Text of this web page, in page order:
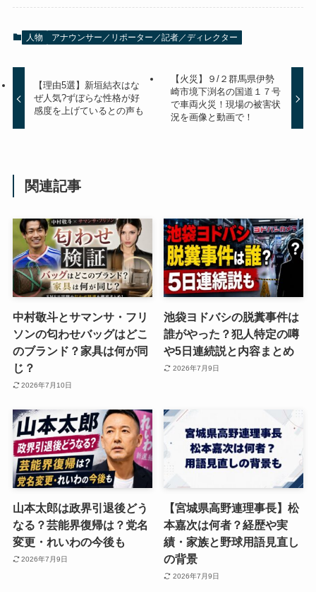
人物 アナウンサー／リポーター／記者／ディレクター
【理由5選】新垣結衣はな
ぜ人気?ずぼらな性格が好
感度を上げているとの声も
【火災】９/２群馬県伊勢
崎市境下渕名の国道１７号
で車両火災！現場の被害状
況を画像と動画で！
関連記事
中村敬斗とサマンサ・フリ
ソンの匂わせバッグはどこ
のブランド？家具は何が同
じ？
2026年7月10日
池袋ヨドバシの脱糞事件は
誰がやった？犯人特定の噂
や5日連続説と内容まとめ
2026年7月9日
山本太郎は政界引退後どう
なる？芸能界復帰は？党名
変更・れいわの今後も
2026年7月9日
【宮城県高野連理事長】松
本嘉次は何者？経歴や実
績・家族と野球用語見直し
の背景
2026年7月9日